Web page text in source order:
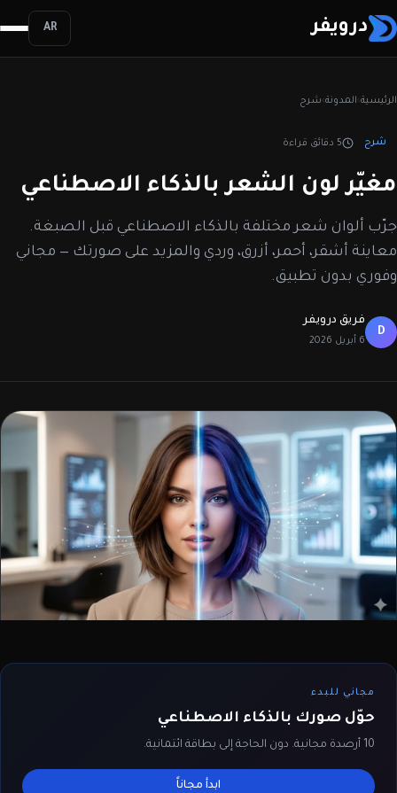
درويفر AR
الرئيسية المدونة شرح
شرح 5 دقائق قراءة
مغيّر لون الشعر بالذكاء الاصطناعي
جرّب ألوان شعر مختلفة بالذكاء الاصطناعي قبل الصبغة.
معاينة أشقر، أحمر، أزرق، وردي والمزيد على صورتك — مجاني
وفوري بدون تطبيق.
D
فريق درويفر
6 أبريل 2026
مجاني للبدء
حوّل صورك بالذكاء الاصطناعي
10 أرصدة مجانية. دون الحاجة إلى بطاقة ائتمانية.
ابدأ مجاناً